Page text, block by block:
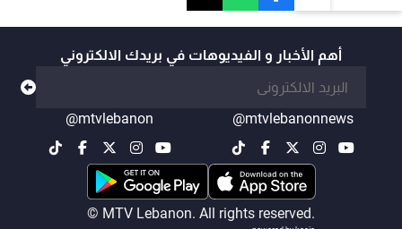
أهم الأخبار و الفيديوهات في بريدك الالكتروني
@mtvlebanonnews
@mtvlebanon
© MTV Lebanon. All rights reserved.